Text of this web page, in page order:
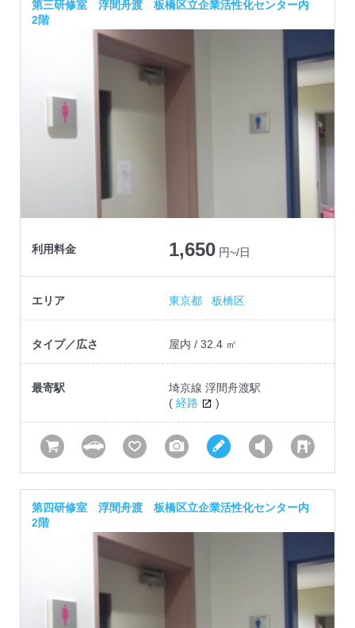
第三研修室 浮間舟渡 板橋区立企業活性化センター内
2階
利用料金 1,650 円~/日
エリア 東京都 板橋区
タイプ／広さ 屋内 / 32.4 ㎡
最寄駅
埼京線 浮間舟渡駅
( 経路 )
第四研修室 浮間舟渡 板橋区立企業活性化センター内
2階